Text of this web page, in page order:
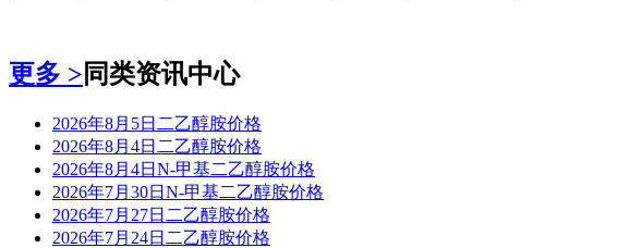
更多 >同类资讯中心
2026年8月5日二乙醇胺价格
2026年8月4日二乙醇胺价格
2026年8月4日N-甲基二乙醇胺价格
2026年7月30日N-甲基二乙醇胺价格
2026年7月27日二乙醇胺价格
2026年7月24日二乙醇胺价格